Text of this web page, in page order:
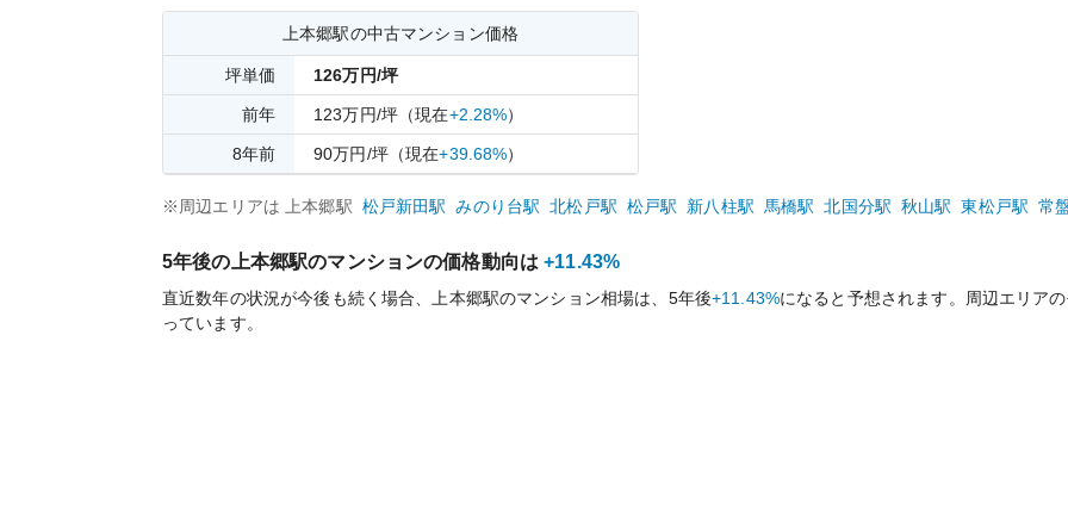
上本郷駅の中古マンション価格
坪単価 126万円/坪
前年 123万円/坪 （現在+2.28%）
8年前 90万円/坪（現在+39.68%）
※周辺エリアは 上本郷駅 松戸新田駅 みのり台駅 北松戸駅 松戸駅 新八柱駅 馬橋駅 北国分駅 秋山駅 東松戸駅 常
5年後の 上本郷駅のマンションの価格動向は +11.43%
直近数年の状況が今後も続く場合、 上本郷駅のマンション相場は、5年後+11.43%になると予想されます。周辺エリア
っています。